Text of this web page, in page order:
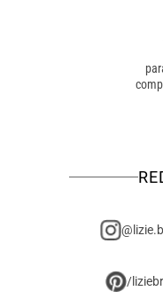
/liziebr